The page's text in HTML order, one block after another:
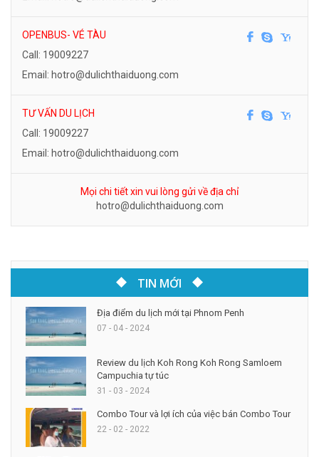
OPENBUS- VÉ TÀU
Call: 19009227
Email: hotro@dulichthaiduong.com
TƯ VẤN DU LỊCH
Call: 19009227
Email: hotro@dulichthaiduong.com
Mọi chi tiết xin vui lòng gửi về địa chỉ
hotro@dulichthaiduong.com
TIN MỚI
Địa điểm du lịch mới tại Phnom Penh
07 - 04 - 2024
Review du lịch Koh Rong Koh Rong Samloem
Campuchia tự túc
31 - 03 - 2024
Combo Tour và lợi ích của việc bán Combo Tour
22 - 02 - 2022